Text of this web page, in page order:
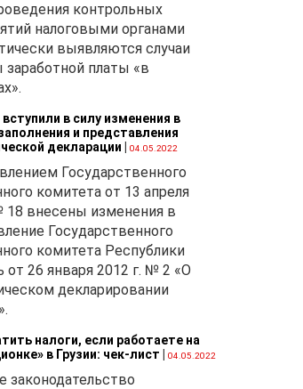
контрольных
налоговыми органами
выявляются случаи
платы «в
в силу изменения в
и представления
декларации
04.05.2022
Государственного
комитета от 13 апреля
18 внесены изменения в
Государственного
комитета Республики
от 26 января 2012 г. № 2 «О
декларировании
налоги, если работаете на
в Грузии: чек-лист
04.05.2022
законодательство